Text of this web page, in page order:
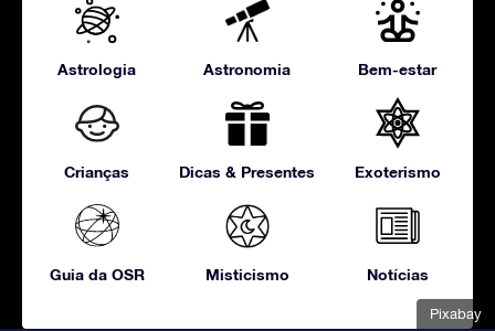
Pixabay
Astrologia Astronomia Bem-estar
Crianças Dicas & Presentes Exoterismo
Guia da OSR Misticismo Notícias